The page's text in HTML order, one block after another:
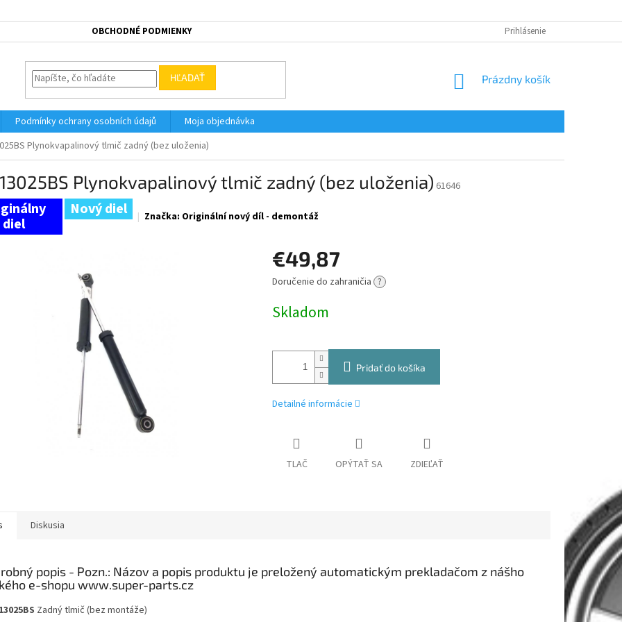
OBCHODNÉ PODMIENKY Prihlásenie
HĽADAŤ
NÁKUPNÝ
Prázdny košík
Podmínky ochrany osobních údajů
Moja objednávka
Plynokvapalinový tlmič zadný (bez uloženia)
Plynokvapalinový tlmič zadný (bez uloženia) 61646
Nový diel Značka: Originální nový díl - demontáž
€49,87
Jednotková
Doručenie do zahraničia ?
Skladom
Pridať do košíka
Detailné informácie
TLAČ OPÝTAŤ SA ZDIEĽAŤ
Diskusia
popis
Zadný tlmič (bez montáže)